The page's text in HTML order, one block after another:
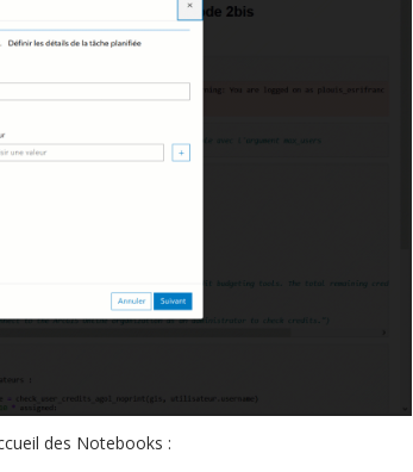
des Notebooks :